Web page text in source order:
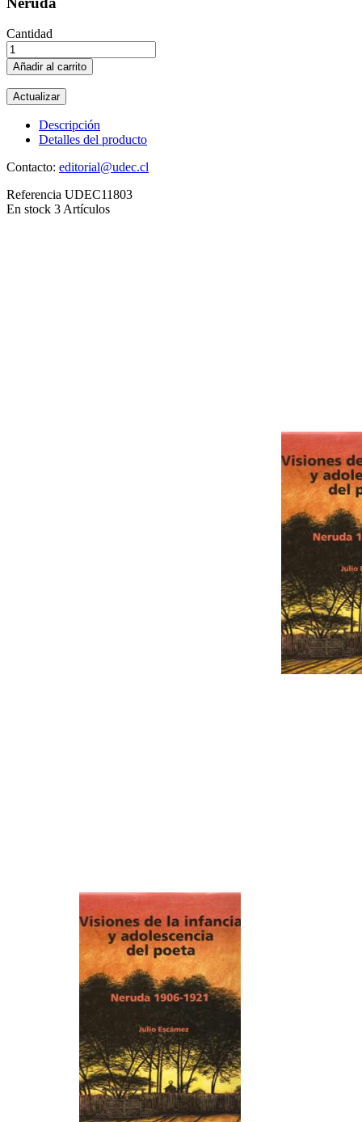
Cantidad
Añadir al carrito
Descripción
Detalles del producto
Contacto: editorial@udec.cl
Referencia UDEC11803
En stock 3 Artículos